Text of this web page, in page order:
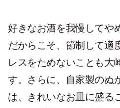
好きなお酒を我慢してや
だからこそ、節制して適
レスをためないことも大
す。さらに、自家製のぬ
は、きれいなお皿に盛る